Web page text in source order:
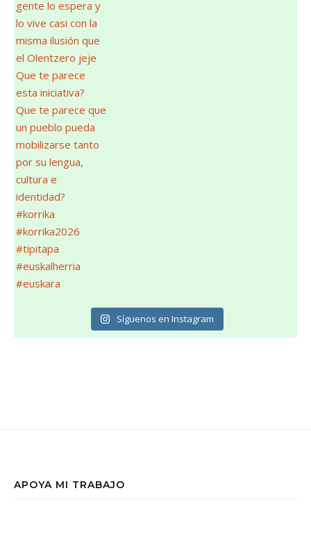
Síguenos en Instagram
APOYA MI TRABAJO